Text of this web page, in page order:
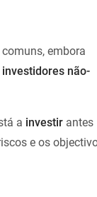
comuns, embora
investidores não-
a investir antes
e os